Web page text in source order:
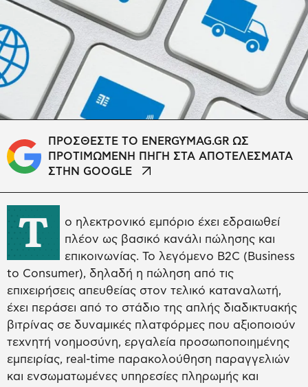
ΠΡΟΣΘΕΣΤΕ ΤΟ ENERGYMAG.GR ΩΣ
ΠΡΟΤΙΜΩΜΕΝΗ ΠΗΓΗ ΣΤΑ ΑΠΟΤΕΛΕΣΜΑΤΑ
ΣΤΗΝ GOOGLE
Τ
ο ηλεκτρονικό εμπόριο έχει εδραιωθεί
πλέον ως βασικό κανάλι πώλησης και
επικοινωνίας. Το λεγόμενο B2C (Business
to Consumer), δηλαδή η πώληση από τις
επιχειρήσεις απευθείας στον τελικό καταναλωτή,
έχει περάσει από το στάδιο της απλής διαδικτυακής
βιτρίνας σε δυναμικές πλατφόρμες που αξιοποιούν
τεχνητή νοημοσύνη, εργαλεία προσωποποιημένης
εμπειρίας, real-time παρακολούθηση παραγγελιών
και ενσωματωμένες υπηρεσίες πληρωμής και